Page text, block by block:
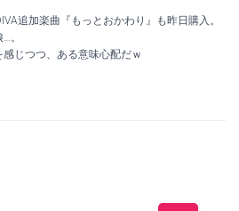
追加楽曲『もっとおかわり』も昨日購入。
。
じつつ、ある意味心配だｗ